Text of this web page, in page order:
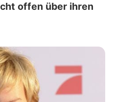
offen über ihren